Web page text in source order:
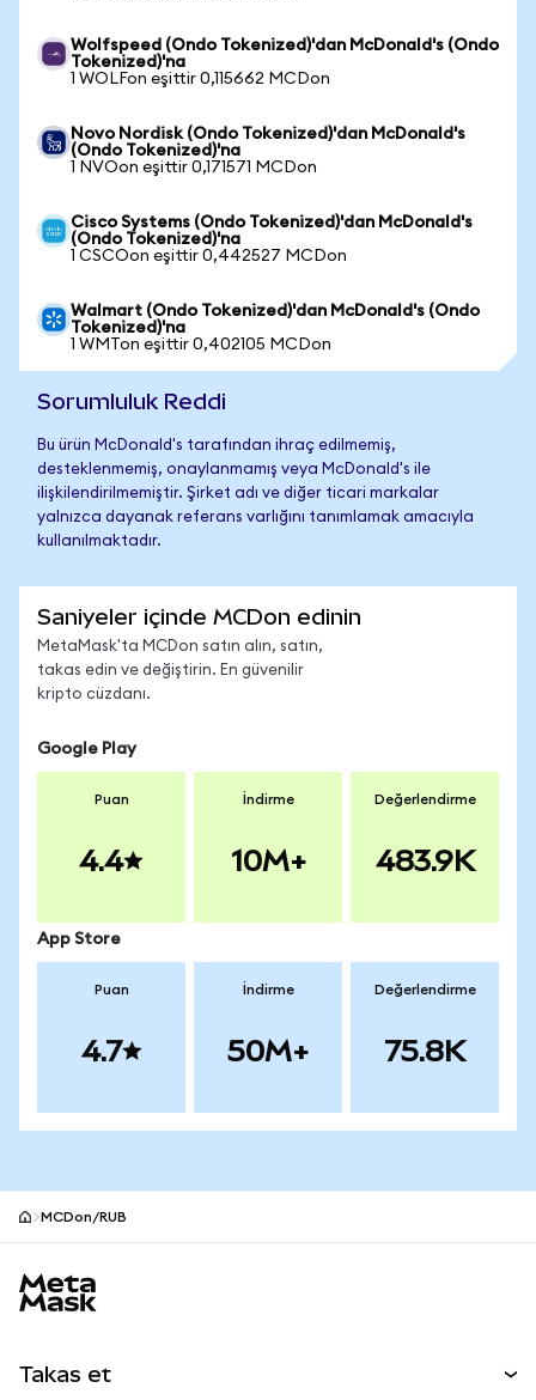
Wolfspeed (Ondo Tokenized)'dan McDonald's (Ondo
Tokenized)'na
1 WOLFon eşittir 0,115662 MCDon
Novo Nordisk (Ondo Tokenized)'dan McDonald's
(Ondo Tokenized)'na
1 NVOon eşittir 0,171571 MCDon
Cisco Systems (Ondo Tokenized)'dan McDonald's
(Ondo Tokenized)'na
1 CSCOon eşittir 0,442527 MCDon
Walmart (Ondo Tokenized)'dan McDonald's (Ondo
Tokenized)'na
1 WMTon eşittir 0,402105 MCDon
Sorumluluk Reddi
Bu ürün McDonald's tarafından ihraç edilmemiş,
desteklenmemiş, onaylanmamış veya McDonald's ile
ilişkilendirilmemiştir. Şirket adı ve diğer ticari markalar
yalnızca dayanak referans varlığını tanımlamak amacıyla
kullanılmaktadır.
Saniyeler içinde MCDon edinin
MetaMask'ta MCDon satın alın, satın,
takas edin ve değiştirin. En güvenilir
kripto cüzdanı.
Google Play
Puan
4.4
İndirme
10M+
Değerlendirme
483.9K
App Store
Puan
4.7
İndirme
50M+
Değerlendirme
75.8K
MCDon/RUB
Takas et